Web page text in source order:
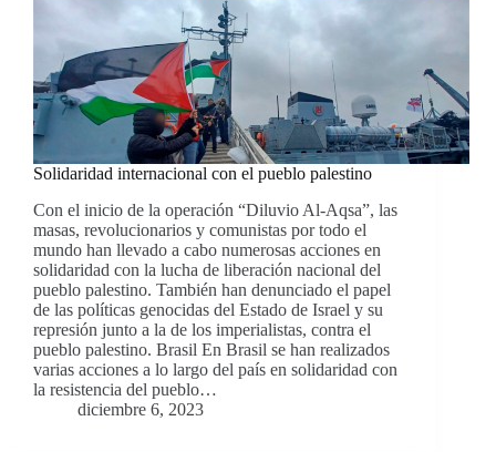
Solidaridad internacional con el pueblo palestino
Con el inicio de la operación “Diluvio Al-Aqsa”, las
masas, revolucionarios y comunistas por todo el
mundo han llevado a cabo numerosas acciones en
solidaridad con la lucha de liberación nacional del
pueblo palestino. También han denunciado el papel
de las políticas genocidas del Estado de Israel y su
represión junto a la de los imperialistas, contra el
pueblo palestino. Brasil En Brasil se han realizados
varias acciones a lo largo del país en solidaridad con
la resistencia del pueblo…
diciembre 6, 2023